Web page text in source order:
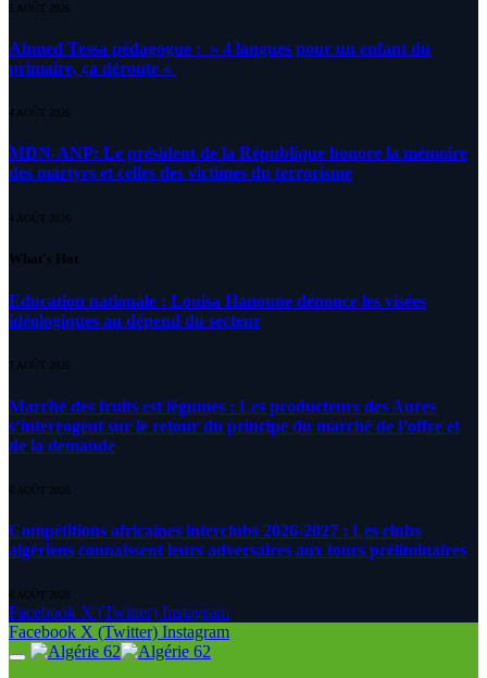
5 AOÛT 2026
Ahmed Tessa pédagogue : » 4 langues pour un enfant du
primaire, ça déroute «
4 AOÛT 2026
MDN-ANP: Le président de la République honore la mémoire
des martyrs et celles des victimes du terrorisme
4 AOÛT 2026
What's Hot
Education nationale : Louisa Hanoune dénonce les visées
idéologiques au dépend du secteur
7 AOÛT 2026
Marché des fruits est légumes : Les producteurs des Aures
s’interrogent sur le retour du principe du marché de l’offre et
de la demande
6 AOÛT 2026
Compétitions africaines interclubs 2026-2027 : Les clubs
algériens connaissent leurs adversaires aux tours préliminaires
6 AOÛT 2026
Facebook X (Twitter) Instagram
Facebook X (Twitter) Instagram